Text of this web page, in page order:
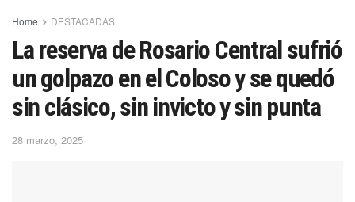
Home DESTACADAS
La reserva de Rosario Central sufrió
un golpazo en el Coloso y se quedó
sin clásico, sin invicto y sin punta
28 marzo, 2025